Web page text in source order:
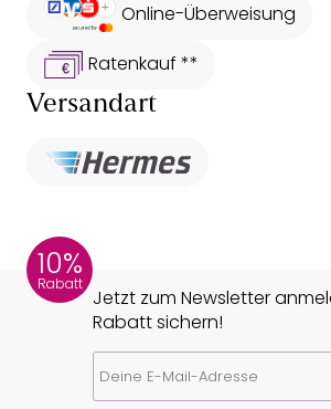
Online-Überweisung
Ratenkauf **
Versandart
10%
Rabatt
Jetzt zum Newsletter
Rabatt sichern!